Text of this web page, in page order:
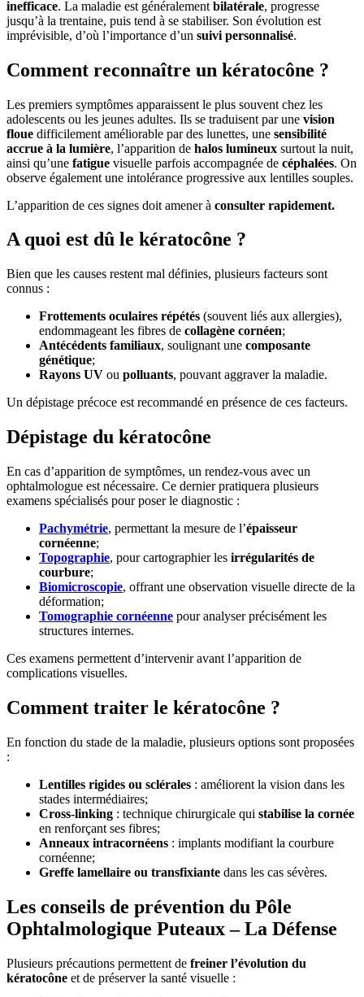
inefficace. La maladie est généralement bilatérale, progresse
jusqu’à la trentaine, puis tend à se stabiliser. Son évolution est
imprévisible, d’où l’importance d’un suivi personnalisé.
Comment reconnaître un kératocône ?
Les premiers symptômes apparaissent le plus souvent chez les
adolescents ou les jeunes adultes. Ils se traduisent par une vision
floue difficilement améliorable par des lunettes, une sensibilité
accrue à la lumière, l’apparition de halos lumineux surtout la nuit,
ainsi qu’une fatigue visuelle parfois accompagnée de céphalées. On
observe également une intolérance progressive aux lentilles souples.
L’apparition de ces signes doit amener à consulter rapidement.
A quoi est dû le kératocône ?
Bien que les causes restent mal définies, plusieurs facteurs sont
connus :
Frottements oculaires répétés (souvent liés aux allergies),
endommageant les fibres de collagène cornéen;
Antécédents familiaux, soulignant une composante
génétique;
Rayons UV ou polluants, pouvant aggraver la maladie.
Un dépistage précoce est recommandé en présence de ces facteurs.
Dépistage du kératocône
En cas d’apparition de symptômes, un rendez-vous avec un
ophtalmologue est nécessaire. Ce dernier pratiquera plusieurs
examens spécialisés pour poser le diagnostic :
Pachymétrie, permettant la mesure de l’épaisseur
cornéenne;
Topographie, pour cartographier les irrégularités de
courbure;
Biomicroscopie, offrant une observation visuelle directe de la
déformation;
Tomographie cornéenne pour analyser précisément les
structures internes.
Ces examens permettent d’intervenir avant l’apparition de
complications visuelles.
Comment traiter le kératocône ?
En fonction du stade de la maladie, plusieurs options sont proposées
:
Lentilles rigides ou sclérales : améliorent la vision dans les
stades intermédiaires;
Cross-linking : technique chirurgicale qui stabilise la cornée
en renforçant ses fibres;
Anneaux intracornéens : implants modifiant la courbure
cornéenne;
Greffe lamellaire ou transfixiante dans les cas sévères.
Les conseils de prévention du Pôle
Ophtalmologique Puteaux – La Défense
Plusieurs précautions permettent de freiner l’évolution du
kératocône et de préserver la santé visuelle :